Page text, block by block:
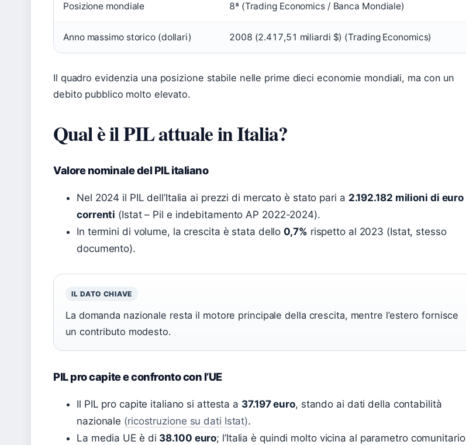
Posizione mondiale 8ª (Trading Economics / Banca Mondiale)
Anno massimo storico (dollari) 2008 (2.417,51 miliardi $) (Trading Economics)
Il quadro evidenzia una posizione stabile nelle prime dieci economie mondiali, ma con un
debito pubblico molto elevato.
Qual è il PIL attuale in Italia?
Valore nominale del PIL italiano
Nel 2024 il PIL dell’Italia ai prezzi di mercato è stato pari a 2.192.182 milioni di euro
correnti (Istat – Pil e indebitamento AP 2022-2024).
In termini di volume, la crescita è stata dello0,7% rispetto al 2023 (Istat, stesso
documento).
IL DATO CHIAVE
La domanda nazionale resta il motore principale della crescita, mentre l’estero fornisce
un contributo modesto.
PIL pro capite e confronto con l’UE
Il PIL pro capite italiano si attesta a 37.197 euro, stando ai dati della contabilità
nazionale (ricostruzione su dati Istat).
La media UE è di 38.100 euro; l’Italia è quindi molto vicina al parametro comunitario